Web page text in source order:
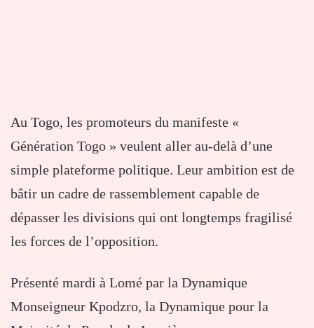
Au Togo, les promoteurs du manifeste «
Génération Togo » veulent aller au-delà d’une
simple plateforme politique. Leur ambition est de
bâtir un cadre de rassemblement capable de
dépasser les divisions qui ont longtemps fragilisé
les forces de l’opposition.
Présenté mardi à Lomé par la Dynamique
Monseigneur Kpodzro, la Dynamique pour la